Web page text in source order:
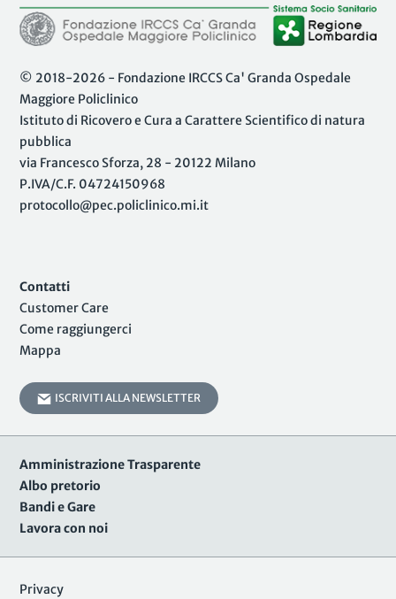
© 2018-2026 - Fondazione IRCCS Ca' Granda Ospedale
Maggiore Policlinico
Istituto di Ricovero e Cura a Carattere Scientifico di natura
pubblica
via Francesco Sforza, 28 - 20122 Milano
P.IVA/C.F. 04724150968
protocollo@pec.policlinico.mi.it
Contatti
Customer Care
Come raggiungerci
Mappa
ISCRIVITI ALLA NEWSLETTER
Amministrazione Trasparente
Albo pretorio
Bandi e Gare
Lavora con noi
Privacy